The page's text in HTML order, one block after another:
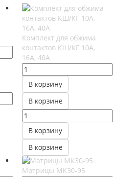
Комплект для обжима
контактов КШ/КГ 10А,
16А, 40А
В корзину
В корзине
В корзину
В корзине
Матрицы МК30-95